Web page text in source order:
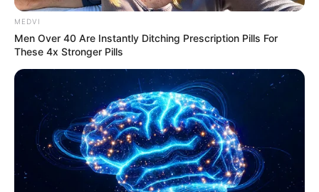
LEGAL
นโยบายคุกกี้
นโยบายการคุ้มครองข้อมูลส่วนบุคคล
ติดต่อเรา
เกี่ยวกับเอ็มไทย
TOP CONTENT
MEDVI
Men Over 40 Are Instantly Ditching Prescription Pills For
These 4x Stronger Pills